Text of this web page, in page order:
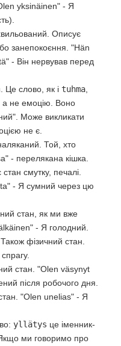
yksinäinen" - Я
Описує
занепокоєння. "Hän
- Він нервував перед
слово, як і tuhma
а не емоцію. Воно
Може викликати
не є.
Той, хто
- перелякана кішка.
смутку, печалі.
- Я сумний через цю
стан, як ми вже
- Я голодний.
фізичний стан.
стан. "Olen väsynyt
після робочого дня.
"Olen unelias" - Я
yllätys це іменник-
ми говоримо про